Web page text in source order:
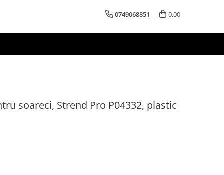
0749068851 0,00
soareci, Strend Pro P04332, plastic